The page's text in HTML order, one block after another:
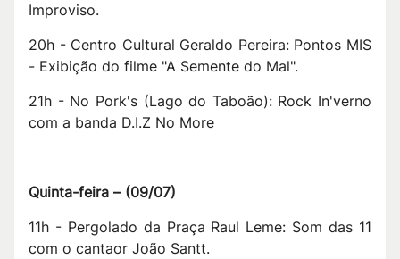
Improviso.
20h - Centro Cultural Geraldo Pereira: Pontos MIS
- Exibição do filme "A Semente do Mal".
21h - No Pork's (Lago do Taboão): Rock In'verno
com a banda D.I.Z No More
Quinta-feira – (09/07)
11h - Pergolado da Praça Raul Leme: Som das 11
com o cantaor João Santt.